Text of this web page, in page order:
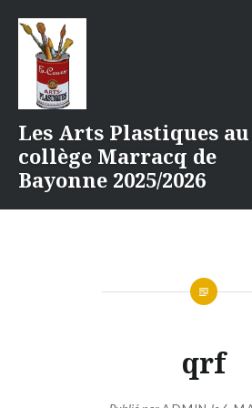
contenu
Les Arts Plastiques au
collège Marracq de
Bayonne 2025/2026
qrf